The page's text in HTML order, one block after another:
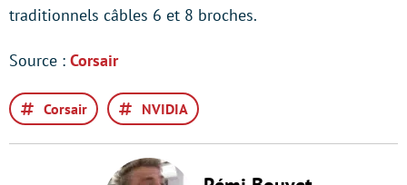
traditionnels câbles 6 et 8 broches.
Source : Corsair
Corsair NVIDIA